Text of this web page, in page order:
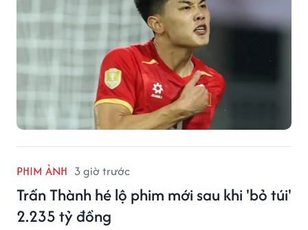
PHIM ẢNH 3 giờ trước
Trấn Thành hé lộ phim mới sau khi 'bỏ túi'
2.235 tỷ đồng